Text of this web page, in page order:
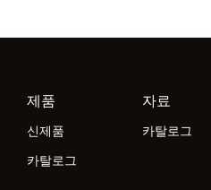
제품
신제품
카탈로그
자료
카탈로그